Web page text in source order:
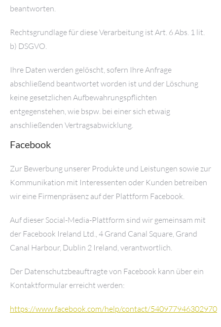
beantworten.
Rechtsgrundlage für diese Verarbeitung ist Art. 6 Abs. 1 lit.
b) DSGVO.
Ihre Daten werden gelöscht, sofern Ihre Anfrage
abschließend beantwortet worden ist und der Löschung
keine gesetzlichen Aufbewahrungspflichten
entgegenstehen, wie bspw. bei einer sich etwaig
anschließenden Vertragsabwicklung.
Facebook
Zur Bewerbung unserer Produkte und Leistungen sowie zur
Kommunikation mit Interessenten oder Kunden betreiben
wir eine Firmenpräsenz auf der Plattform Facebook.
Auf dieser Social-Media-Plattform sind wir gemeinsam mit
der Facebook Ireland Ltd., 4 Grand Canal Square, Grand
Canal Harbour, Dublin 2 Ireland, verantwortlich.
Der Datenschutzbeauftragte von Facebook kann über ein
Kontaktformular erreicht werden:
https://www.facebook.com/help/contact/540977946302970